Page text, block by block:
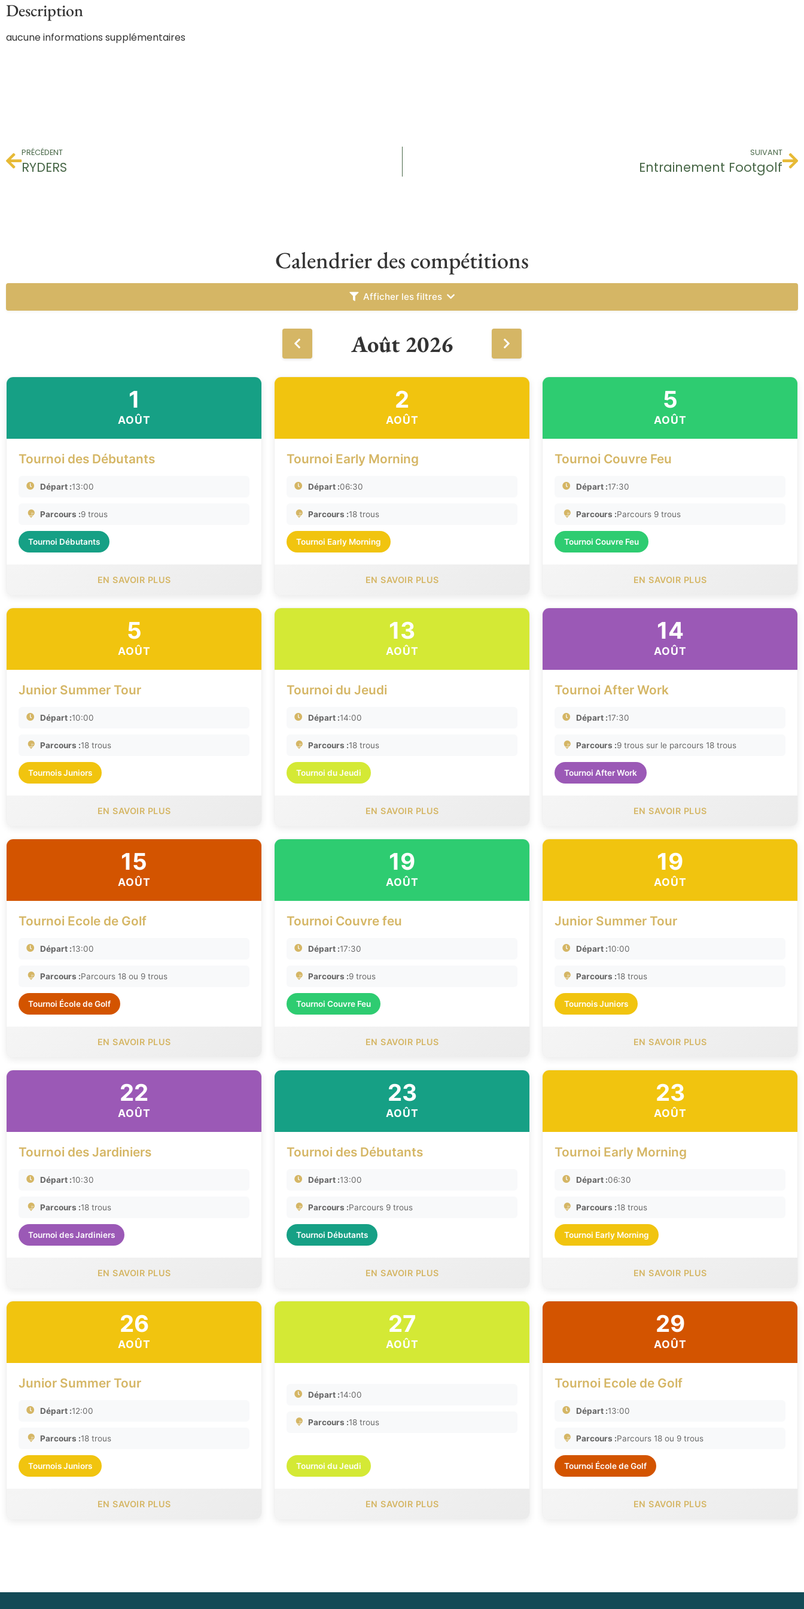
Description
aucune informations supplémentaires
PRÉCÉDENT
RYDERS
SUIVANT
Entrainement Footgolf
Calendrier des compétitions
Afficher les filtres
Août 2026
1
AOÛT
Tournoi des Débutants
Départ :13:00
Parcours :9 trous
Tournoi Débutants
EN SAVOIR PLUS
2
AOÛT
Tournoi Early Morning
Départ :06:30
Parcours :18 trous
Tournoi Early Morning
EN SAVOIR PLUS
5
AOÛT
Tournoi Couvre Feu
Départ :17:30
Parcours :Parcours 9 trous
Tournoi Couvre Feu
EN SAVOIR PLUS
5
AOÛT
Junior Summer Tour
Départ :10:00
Parcours :18 trous
Tournois Juniors
EN SAVOIR PLUS
13
AOÛT
Tournoi du Jeudi
Départ :14:00
Parcours :18 trous
Tournoi du Jeudi
EN SAVOIR PLUS
14
AOÛT
Tournoi After Work
Départ :17:30
Parcours :9 trous sur le parcours 18 trous
Tournoi After Work
EN SAVOIR PLUS
15
AOÛT
Tournoi Ecole de Golf
Départ :13:00
Parcours :Parcours 18 ou 9 trous
Tournoi École de Golf
EN SAVOIR PLUS
19
AOÛT
Tournoi Couvre feu
Départ :17:30
Parcours :9 trous
Tournoi Couvre Feu
EN SAVOIR PLUS
19
AOÛT
Junior Summer Tour
Départ :10:00
Parcours :18 trous
Tournois Juniors
EN SAVOIR PLUS
22
AOÛT
Tournoi des Jardiniers
Départ :10:30
Parcours :18 trous
Tournoi des Jardiniers
EN SAVOIR PLUS
23
AOÛT
Tournoi des Débutants
Départ :13:00
Parcours :Parcours 9 trous
Tournoi Débutants
EN SAVOIR PLUS
23
AOÛT
Tournoi Early Morning
Départ :06:30
Parcours :18 trous
Tournoi Early Morning
EN SAVOIR PLUS
26
AOÛT
Junior Summer Tour
Départ :12:00
Parcours :18 trous
Tournois Juniors
EN SAVOIR PLUS
27
AOÛT
Départ :14:00
Parcours :18 trous
Tournoi du Jeudi
EN SAVOIR PLUS
29
AOÛT
Tournoi Ecole de Golf
Départ :13:00
Parcours :Parcours 18 ou 9 trous
Tournoi École de Golf
EN SAVOIR PLUS